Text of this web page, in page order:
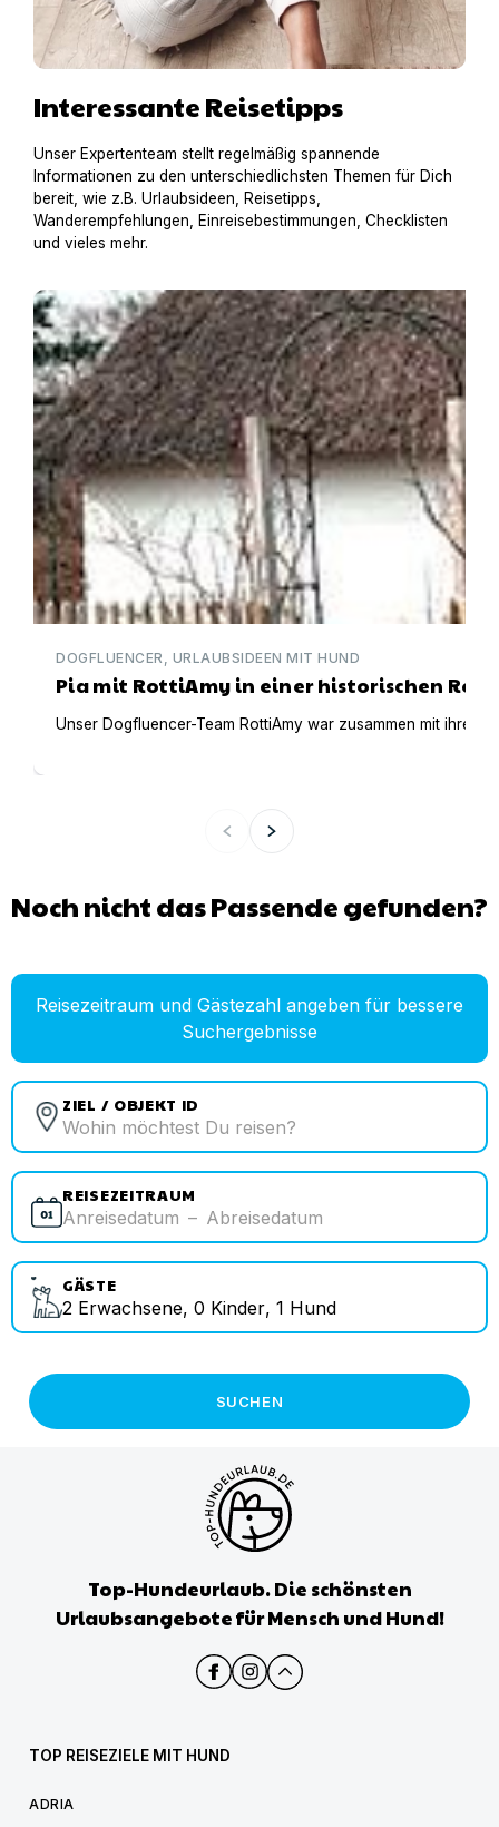
Interessante Reisetipps
Unser Expertenteam stellt regelmäßig spannende
Informationen zu den unterschiedlichsten Themen für Dich
bereit, wie z.B. Urlaubsideen, Reisetipps,
Wanderempfehlungen, Einreisebestimmungen, Checklisten
und vieles mehr.
Pia mit RottiAmy in einer historischen Reetdachkate in
DOGFLUENCER, URLAUBSIDEEN MIT HUND
Pia mit RottiAmy in einer historischen
Unser Dogfluencer-Team RottiAmy war zusammen mit ihren
Noch nicht das Passende gefunden?
Reisezeitraum und Gästezahl angeben für bessere
Suchergebnisse
ZIEL / OBJEKT ID
REISEZEITRAUM
Anreisedatum – Abreisedatum
GÄSTE
2 Erwachsene, 0 Kinder, 1 Hund
SUCHEN
Top-Hundeurlaub. Die schönsten
Urlaubsangebote für Mensch und Hund!
TOP REISEZIELE MIT HUND
ADRIA